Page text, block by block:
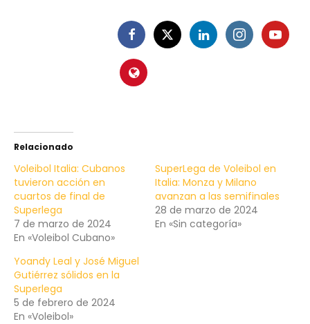
Relacionado
Voleibol Italia: Cubanos
tuvieron acción en
cuartos de final de
Superlega
7 de marzo de 2024
En «Voleibol Cubano»
SuperLega de Voleibol en
Italia: Monza y Milano
avanzan a las semifinales
28 de marzo de 2024
En «Sin categoría»
Yoandy Leal y José Miguel
Gutiérrez sólidos en la
Superlega
5 de febrero de 2024
En «Voleibol»